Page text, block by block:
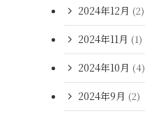
2024年12月 (2)
2024年11月 (1)
2024年10月 (4)
2024年9月 (2)